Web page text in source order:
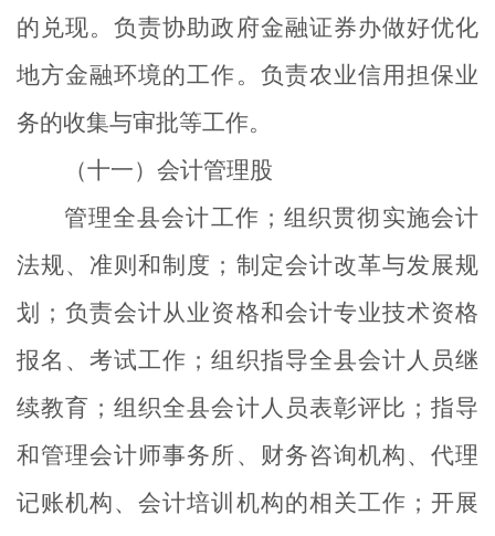
的兑现。负责协助政府金融证券办做好优化
地方金融环境的工作。负责农业信用担保业
务的收集与审批等工作。
（十一）会计管理股
管理全县会计工作；组织贯彻实施会计
法规、准则和制度；制定会计改革与发展规
划；负责会计从业资格和会计专业技术资格
报名、考试工作；组织指导全县会计人员继
续教育；组织全县会计人员表彰评比；指导
和管理会计师事务所、财务咨询机构、代理
记账机构、会计培训机构的相关工作；开展